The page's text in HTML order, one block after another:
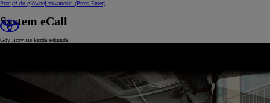
Przejdź do głównej zawartości (Press Enter)
System eCall
Gdy liczy się każda sekunda